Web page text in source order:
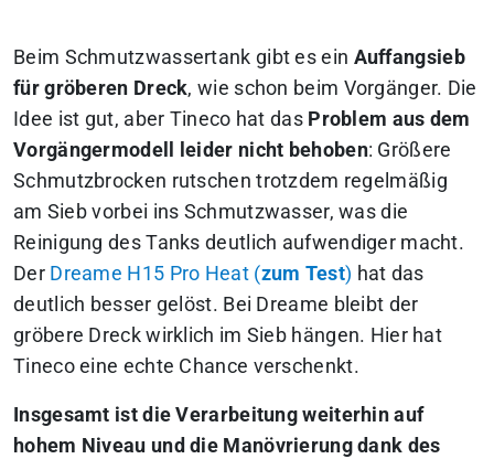
Beim Schmutzwassertank gibt es ein Auffangsieb
für gröberen Dreck, wie schon beim Vorgänger. Die
Idee ist gut, aber Tineco hat das Problem aus dem
Vorgängermodell leider nicht behoben: Größere
Schmutzbrocken rutschen trotzdem regelmäßig
am Sieb vorbei ins Schmutzwasser, was die
Reinigung des Tanks deutlich aufwendiger macht.
Der Dreame H15 Pro Heat (zum Test) hat das
deutlich besser gelöst. Bei Dreame bleibt der
gröbere Dreck wirklich im Sieb hängen. Hier hat
Tineco eine echte Chance verschenkt.
Insgesamt ist die Verarbeitung weiterhin auf
hohem Niveau und die Manövrierung dank des